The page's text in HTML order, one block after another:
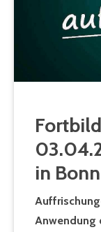
in
Anwendung